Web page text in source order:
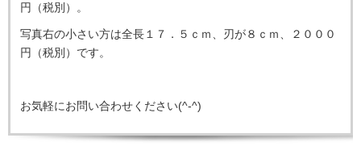
円（税別）。
写真右の小さい方は全長１７．５ｃｍ、刃が８ｃｍ、２０００
円（税別）です。
お気軽にお問い合わせください(^-^)